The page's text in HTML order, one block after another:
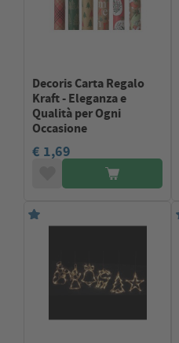
Decoris Carta Regalo
Kraft - Eleganza e
Qualità per Ogni
Occasione
€ 1,69